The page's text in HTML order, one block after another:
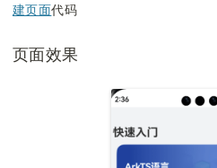
建页面代码
页面效果